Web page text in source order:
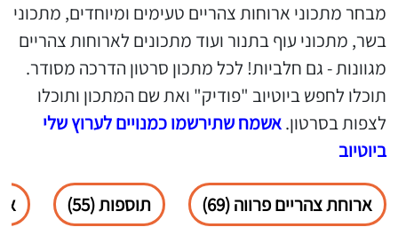
מבחר מתכוני ארוחות צהריים טעימים ומיוחדים, מתכוני
בשר, מתכוני עוף בתנור ועוד מתכונים לארוחות צהריים
מגוונות - גם חלביות! לכל מתכון סרטון הדרכה מסודר.
תוכלו לחפש ביוטיוב "פודיק" ואת שם המתכון ותוכלו
לצפות בסרטון.אשמח שתירשמו כמנויים לערוץ שלי
ביוטיוב
ארוחת צהריים פרווה (69) תוספות (55)